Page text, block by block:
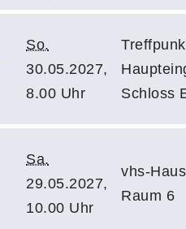
So.
30.05.2027,
8.00 Uhr
Schloss
Sa.
29.05.2027,
10.00 Uhr
vhs-
Raum 6